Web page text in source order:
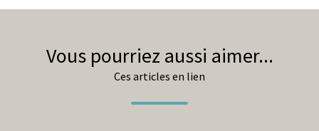
Vous pourriez aussi aimer...
Ces articles en lien